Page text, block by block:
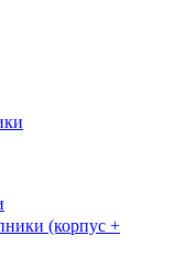
(корпус +